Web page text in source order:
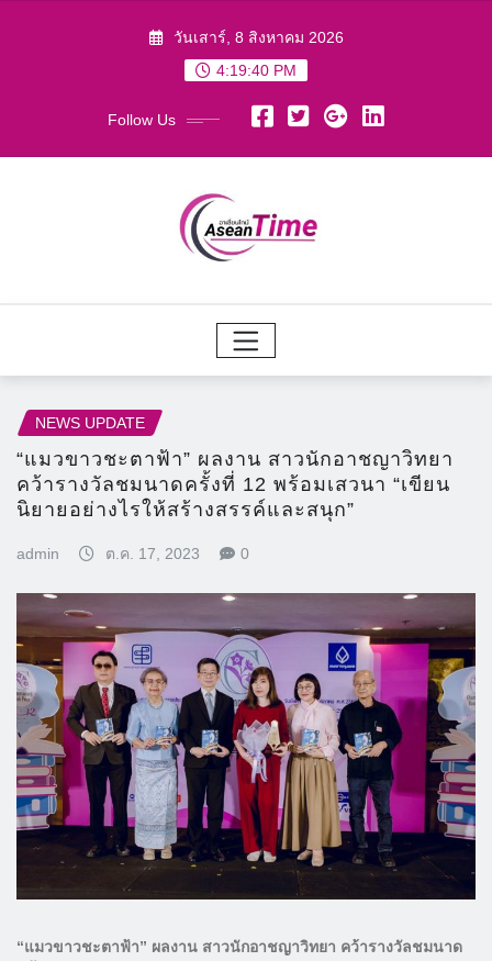
วันเสาร์, 8 สิงหาคม 2026
4:19:41 PM
Follow Us
NEWS UPDATE
“แมวขาวชะตาฟ้า” ผลงาน สาวนักอาชญาวิทยา
คว้ารางวัลชมนาดครั้งที่ 12 พร้อมเสวนา “เขียน
นิยายอย่างไรให้สร้างสรรค์และสนุก”
admin ต.ค. 17, 2023 0
“แมวขาวชะตาฟ้า” ผลงาน สาวนักอาชญาวิทยา คว้ารางวัลชมนาด